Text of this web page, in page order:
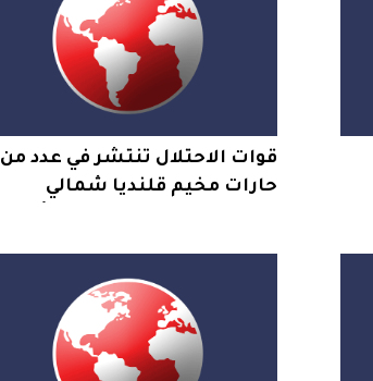
قوات الاحتلال تنتشر في عدد من
حارات مخيم قلنديا شمالي